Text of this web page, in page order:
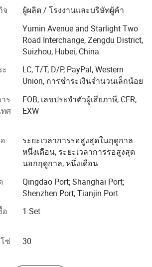
ครน 8 ถึง 10 ตัน
ยกแขนตรงจากเครน
นสูงสุด ( ม .) 15
ยกสูงสุด ( ม .) 17.8
.)
น
า 800 รายการซึ่งส่วนใหญ่จะประกอบ
หลัก : กลุ่มผลิตภัณฑ์สุขอนามัย : รถ
งและการกวาดรถบรรทุกหัวฉีดน้ำ , รถ
มผลิตภัณฑ์วิศวกรรม : เครนบนรถกระเช้า
ศ , รถล้างสิ่งกีดขวาง , รถซ่อมบำรุงถนน
เฉิน : รถบรรทุกไฟรถยนต์ระบบระบาย
รถฝักบัว เป็นต้นผลิตภัณฑ์ของบริษัทไม่
ลาดภายในประเทศแต่ยังขยายตัวอย่างต่อ
ส่งออกไปยังประเทศและภูมิภาคต่างๆเช่น
ชียตะวันออกเฉียงใต้และตะวันออกกลาง
รองมาตรฐานด้าน 2008 คุณภาพ ISO
Environmental Management,
Health and Safety
GJB9001B-4 2009
Certification and Conftion
Level III) หนังสือรับรองการอนุรักษ์
งกันสิ่งแวดล้อมสำหรับรถยนต์ , หนังสือ
นยนต์ , การรับรองความร่วมมือของ
ริกันหรือ Asmi (ASME) และใบรับรอง
จ
ผู้ผลิต / โรงงานและบริษัทผู้ค้า
Yumin Avenue and Starlight Two
Road Interchange, Zengdu District,
Suizhou, Hubei, China
LC, T/T, D/P, PayPal, Western
Union, การชำระเงินจำนวนเล็กน้อย
ร
ทศ
FOB, เลขประจำตัวผู้เสียภาษี, CFR,
EXW
ระยะเวลาการรอสูงสุดในฤดูกาล:
หนึ่งเดือน, ระยะเวลาการรอสูงสุด
นอกฤดูกาล, หนึ่งเดือน
Qingdao Port; Shanghai Port;
Shenzhen Port; Tianjin Port
1 Set
ซ่
30